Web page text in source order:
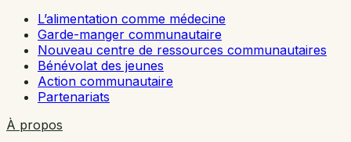
L’alimentation comme médecine
Garde-manger communautaire
Nouveau centre de ressources communautaires
Bénévolat des jeunes
Action communautaire
Partenariats
À propos